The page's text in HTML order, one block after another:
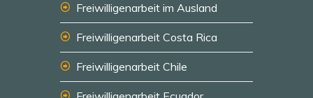
Freiwilligenarbeit im Ausland
Freiwilligenarbeit Costa Rica
Freiwilligenarbeit Chile